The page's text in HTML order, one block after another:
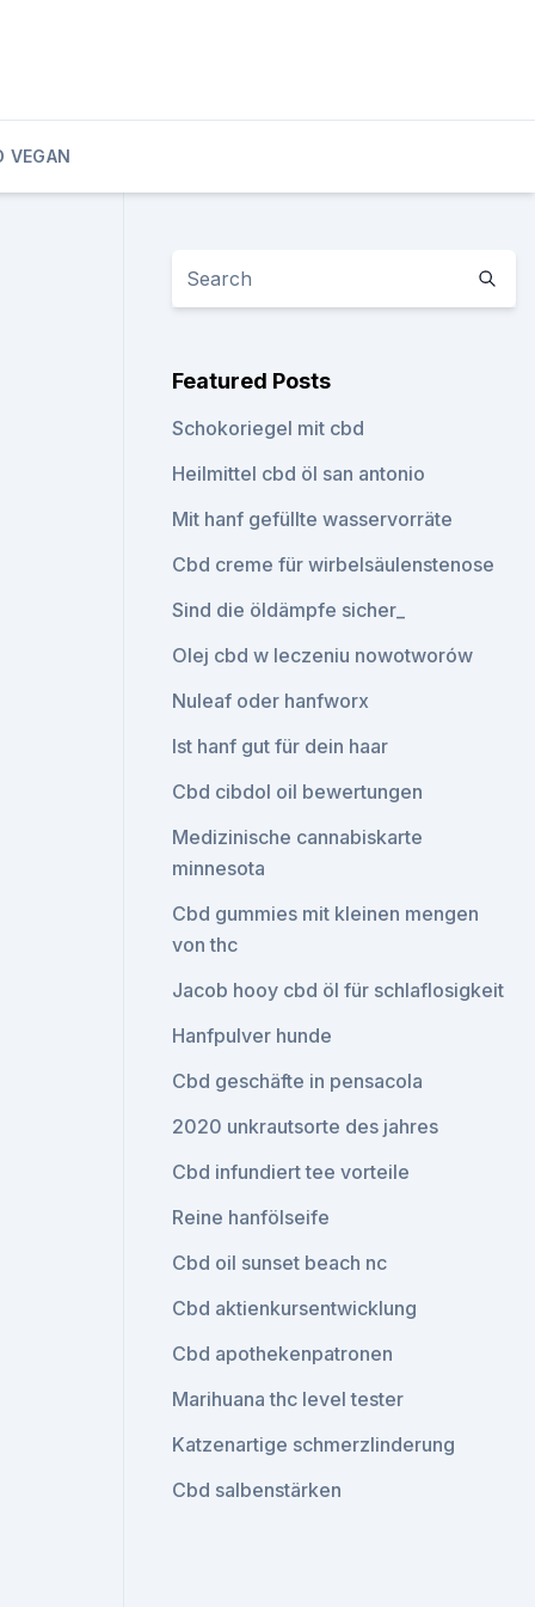
VEGAN
Featured Posts
Schokoriegel mit cbd
Heilmittel cbd öl san antonio
Mit hanf gefüllte wasservorräte
Cbd creme für wirbelsäulenstenose
Sind die öldämpfe sicher_
Olej cbd w leczeniu nowotworów
Nuleaf oder hanfworx
Ist hanf gut für dein haar
Cbd cibdol oil bewertungen
Medizinische cannabiskarte
minnesota
Cbd gummies mit kleinen mengen
von thc
Jacob hooy cbd öl für schlaflosigkeit
Hanfpulver hunde
Cbd geschäfte in pensacola
2020 unkrautsorte des jahres
Cbd infundiert tee vorteile
Reine hanfölseife
Cbd oil sunset beach nc
Cbd aktienkursentwicklung
Cbd apothekenpatronen
Marihuana thc level tester
Katzenartige schmerzlinderung
Cbd salbenstärken